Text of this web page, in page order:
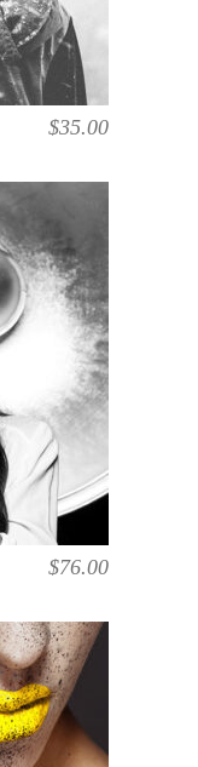
$35.00
$76.00